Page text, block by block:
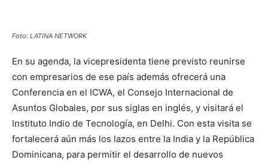
Foto: LATINA NETWORK
En su agenda, la vicepresidenta tiene previsto reunirse
con empresarios de ese país además ofrecerá una
Conferencia en el ICWA, el Consejo Internacional de
Asuntos Globales, por sus siglas en inglés, y visitará el
Instituto Indio de Tecnología, en Delhi. Con esta visita se
fortalecerá aún más los lazos entre la India y la República
Dominicana, para permitir el desarrollo de nuevos